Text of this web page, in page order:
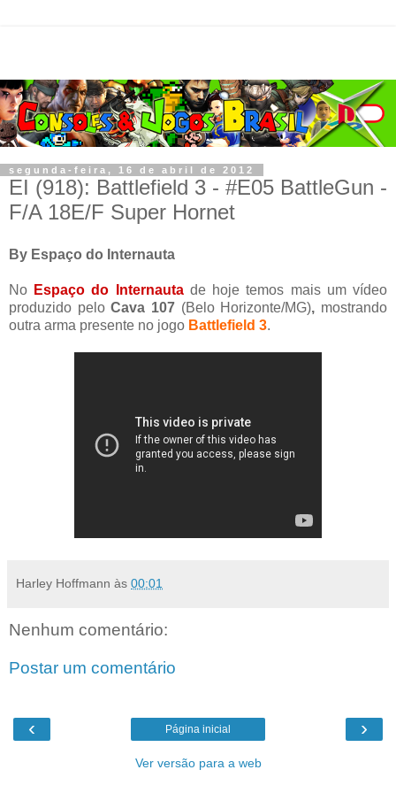
segunda-feira, 16 de abril de 2012
EI (918): Battlefield 3 - #E05 BattleGun -
F/A 18E/F Super Hornet
By Espaço do Internauta
No Espaço do Internautade hoje temos mais um vídeo
produzido peloCava 107 (Belo Horizonte/MG), mostrando
outra arma presente no jogo Battlefield 3.
Harley Hoffmann às 00:01
Nenhum comentário:
Postar um comentário
‹ ›
Página inicial
Ver versão para a web